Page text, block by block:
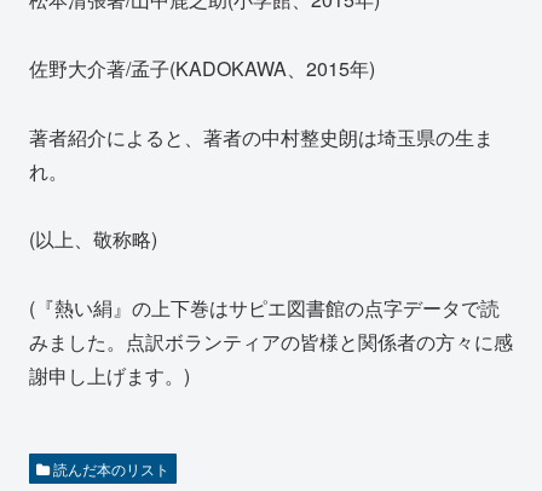
佐野大介著/孟子(KADOKAWA、2015年)
著者紹介によると、著者の中村整史朗は埼玉県の生ま
れ。
(以上、敬称略)
(『熱い絹』の上下巻はサピエ図書館の点字データで読
みました。点訳ボランティアの皆様と関係者の方々に感
謝申し上げます。)
読んだ本のリスト